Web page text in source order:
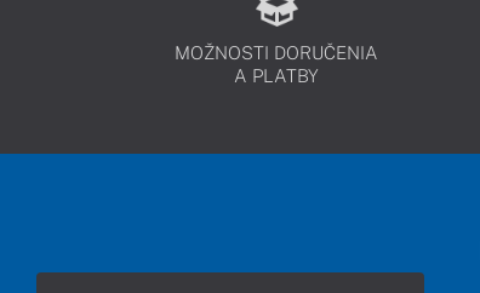
MOŽNOSTI DORUČENIA
A PLATBY